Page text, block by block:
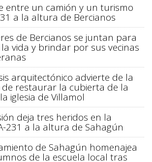
entre un camión y un turismo
a la altura de Bercianos
de Bercianos se juntan para
vida y brindar por sus vecinas
arquitectónico advierte de la
de restaurar la cubierta de la
iglesia de Villamol
deja tres heridos en la
231 a la altura de Sahagún
de Sahagún homenajea
de la escuela local tras